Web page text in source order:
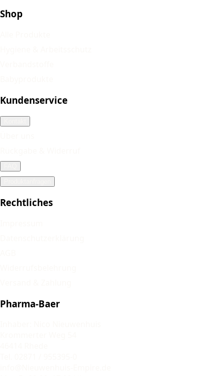
Shop
Kundenservice
Rechtliches
Pharma-Baer